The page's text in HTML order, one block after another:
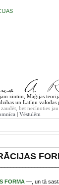
zintīm, Maģijas
un Latīņu valodas
bet necīnoties
|Vēstulēm
FORMA—, un tā